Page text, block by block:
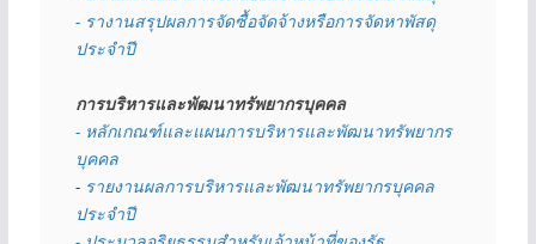
- รางานสรุปผลการจัดซื้อจัดจ้างหรือการจัดหาพัสดุ
ประจำปี
การบริหารและพัฒนาทรัพยากรบุคคล
- หลักเกณฑ์และแผนการบริหารและพัฒนาทรัพยากร
บุคคล
- รายงานผลการบริหารและพัฒนาทรัพยากรบุคคล
ประจำปี